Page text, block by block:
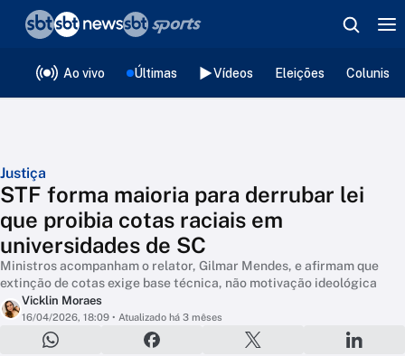
Ao vivo Últimas Vídeos Eleições
Justiça
STF forma maioria para derrubar lei
que proibia cotas raciais em
universidades de SC
Ministros acompanham o relator, Gilmar Mendes, e afirmam que
extinção de cotas exige base técnica, não motivação ideológica
Vicklin Moraes
16/04/2026, 18:09 • Atualizado há 3 mêses
❮voltar
Editorias